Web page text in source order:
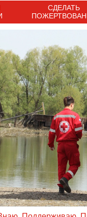
СДЕЛАТЬ